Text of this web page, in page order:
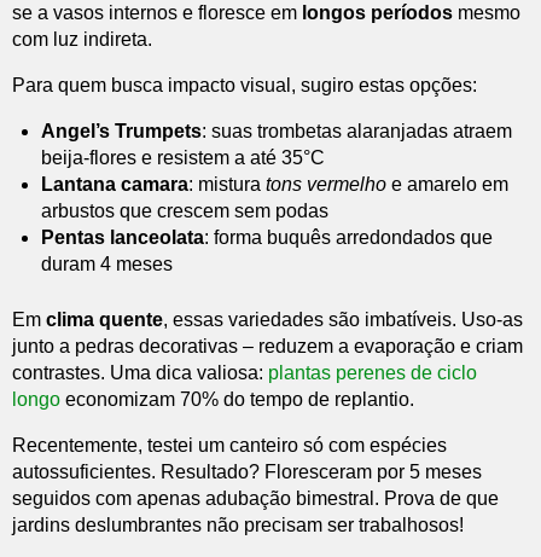
se a vasos internos e floresce em longos períodos mesmo
com luz indireta.
Para quem busca impacto visual, sugiro estas opções:
Angel’s Trumpets: suas trombetas alaranjadas atraem
beija-flores e resistem a até 35°C
Lantana camara: mistura tons vermelho e amarelo em
arbustos que crescem sem podas
Pentas lanceolata: forma buquês arredondados que
duram 4 meses
Em clima quente, essas variedades são imbatíveis. Uso-as
junto a pedras decorativas – reduzem a evaporação e criam
contrastes. Uma dica valiosa: plantas perenes de ciclo
longo economizam 70% do tempo de replantio.
Recentemente, testei um canteiro só com espécies
autossuficientes. Resultado? Floresceram por 5 meses
seguidos com apenas adubação bimestral. Prova de que
jardins deslumbrantes não precisam ser trabalhosos!